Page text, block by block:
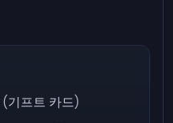
(기프트 카드)